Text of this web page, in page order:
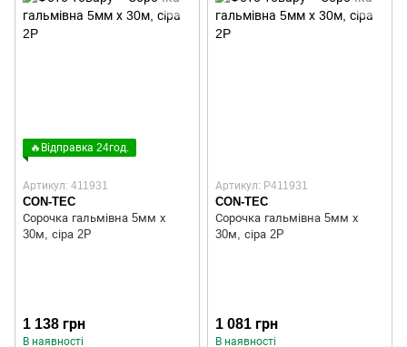
🔥Відправка 24год.
Артикул: 411931
CON-TEC
Сорочка гальмівна 5мм х
30м, сіра 2P
1 138 грн
В наявності
Артикул: P411931
CON-TEC
Сорочка гальмівна 5мм х
30м, сіра 2P
1 081 грн
В наявності